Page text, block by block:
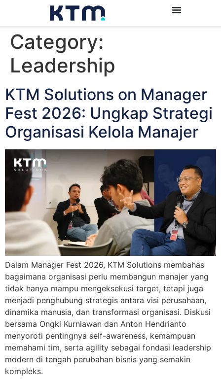
Category:
Leadership
KTM Solutions on Manager
Fest 2026: Ungkap Strategi
Organisasi Kelola Manajer
Dalam Manager Fest 2026, KTM Solutions membahas
bagaimana organisasi perlu membangun manajer yang
tidak hanya mampu mengeksekusi target, tetapi juga
menjadi penghubung strategis antara visi perusahaan,
dinamika manusia, dan transformasi organisasi. Diskusi
bersama Ongki Kurniawan dan Anton Hendrianto
menyoroti pentingnya self-awareness, kemampuan
memahami tim, serta agility sebagai fondasi leadership
modern di tengah perubahan bisnis yang semakin
kompleks.